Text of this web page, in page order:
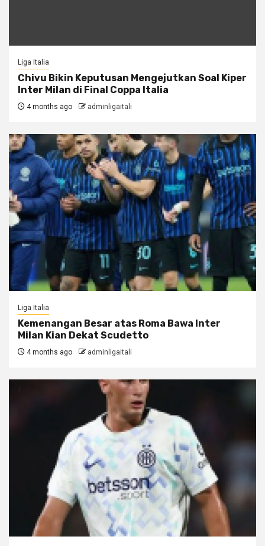
Liga Italia
Chivu Bikin Keputusan Mengejutkan Soal Kiper
Inter Milan di Final Coppa Italia
4 months ago adminligaitali
Liga Italia
Kemenangan Besar atas Roma Bawa Inter
Milan Kian Dekat Scudetto
4 months ago adminligaitali